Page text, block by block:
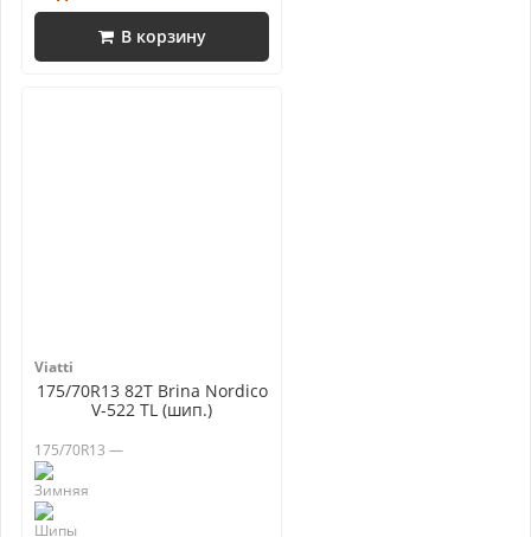
В корзину
Viatti
175/70R13 82T Brina Nordico
V-522 TL (шип.)
175/70R13 —